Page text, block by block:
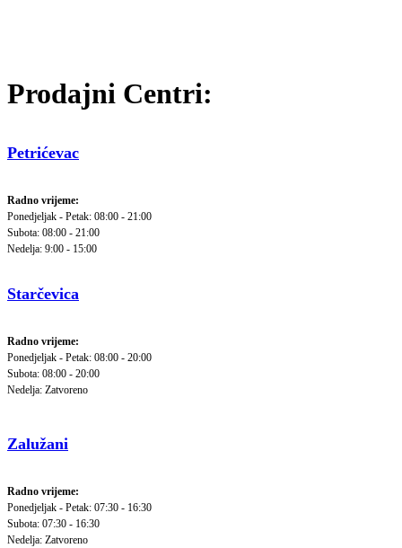
Prodajni Centri:
Petrićevac
Radno vrijeme:
Ponedjeljak - Petak: 08:00 - 21:00
Subota: 08:00 - 21:00
Nedelja: 9:00 - 15:00
Starčevica
Radno vrijeme:
Ponedjeljak - Petak: 08:00 - 20:00
Subota: 08:00 - 20:00
Nedelja: Zatvoreno
Zalužani
Radno vrijeme:
Ponedjeljak - Petak: 07:30 - 16:30
Subota: 07:30 - 16:30
Nedelja: Zatvoreno